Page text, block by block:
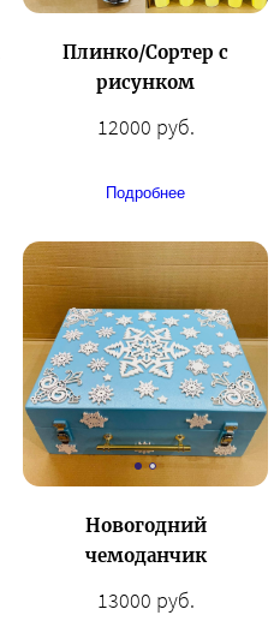
Плинко/Сортер с
рисунком
12000 руб.
Подробнее
Новогодний
чемоданчик
13000 руб.